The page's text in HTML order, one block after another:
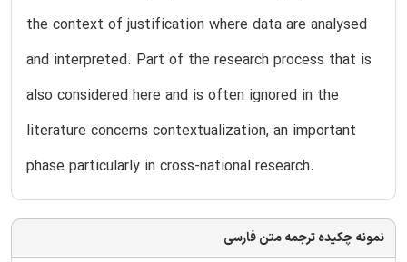
the context of justification where data are analysed
and interpreted. Part of the research process that is
also considered here and is often ignored in the
literature concerns contextualization, an important
phase particularly in cross-national research.
نمونه چکیده ترجمه متن فارسی